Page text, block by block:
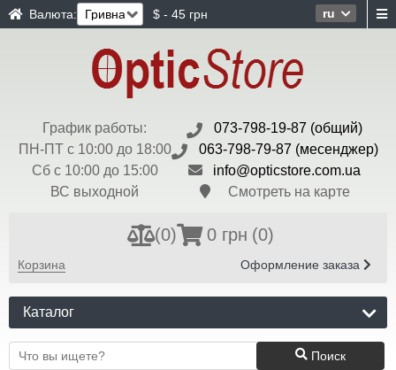
ru
Валюта: $ - 45 грн
График работы:
ПН-ПТ с 10:00 до 18:00
Сб с 10:00 до 15:00
ВС выходной
073-798-19-87 (общий)
063-798-79-87 (месенджер)
info@opticstore.com.ua
Смотреть на карте
(0) 0 грн (0)
Корзина Оформление заказа
Каталог
Поиск